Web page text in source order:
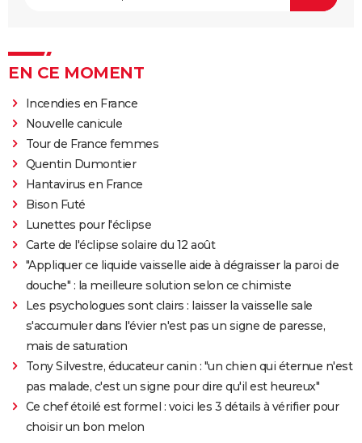
EN CE MOMENT
Incendies en France
Nouvelle canicule
Tour de France femmes
Quentin Dumontier
Hantavirus en France
Bison Futé
Lunettes pour l'éclipse
Carte de l'éclipse solaire du 12 août
"Appliquer ce liquide vaisselle aide à dégraisser la paroi de
douche" : la meilleure solution selon ce chimiste
Les psychologues sont clairs : laisser la vaisselle sale
s'accumuler dans l'évier n'est pas un signe de paresse,
mais de saturation
Tony Silvestre, éducateur canin : "un chien qui éternue n'est
pas malade, c'est un signe pour dire qu'il est heureux"
Ce chef étoilé est formel : voici les 3 détails à vérifier pour
choisir un bon melon